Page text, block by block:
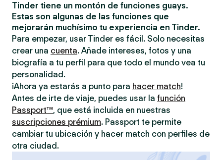
Tinder tiene un montón de funciones guays.
Estas son algunas de las funciones que
mejorarán muchísimo tu experiencia en Tinder.
Para empezar, usar Tinder es fácil. Solo necesitas
crear una cuenta. Añade intereses, fotos y una
biografía a tu perfil para que todo el mundo vea tu
personalidad.
¡Ahora ya estarás a punto para hacer match!
Antes de irte de viaje, puedes usar la función
Passport™, que está incluida en nuestras
suscripciones prémium. Passport te permite
cambiar tu ubicación y hacer match con perfiles de
otra ciudad.